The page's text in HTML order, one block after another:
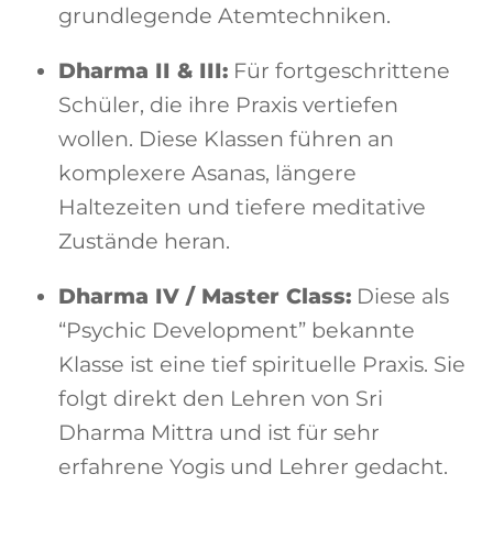
grundlegende Atemtechniken.
Dharma II & III: Für fortgeschrittene
Schüler, die ihre Praxis vertiefen
wollen. Diese Klassen führen an
komplexere Asanas, längere
Haltezeiten und tiefere meditative
Zustände heran.
Dharma IV / Master Class: Diese als
“Psychic Development” bekannte
Klasse ist eine tief spirituelle Praxis. Sie
folgt direkt den Lehren von Sri
Dharma Mittra und ist für sehr
erfahrene Yogis und Lehrer gedacht.